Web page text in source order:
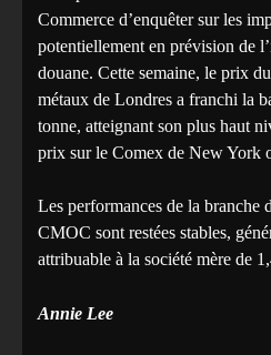
Commerce d’enquêter sur les
potentiellement en prévision de
douane. Cette semaine, le prix
métaux de Londres a franchi la
tonne, atteignant son plus haut
prix sur le Comex de New York
Les performances de la branche
CMOC sont restées stables,
attribuable à la société mère de
Annie Lee